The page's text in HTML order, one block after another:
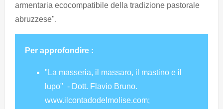
armentaria ecocompatibile della tradizione pastorale
abruzzese".
Per approfondire :
"La masseria, il massaro, il mastino e il
lupo" - Dott. Flavio Bruno.
www.ilcontadodelmolise.com;